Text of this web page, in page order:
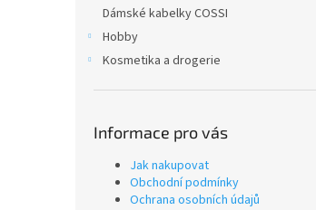
Dámské kabelky COSSI
Hobby
Kosmetika a drogerie
Informace pro vás
Jak nakupovat
Obchodní podmínky
Ochrana osobních údajů